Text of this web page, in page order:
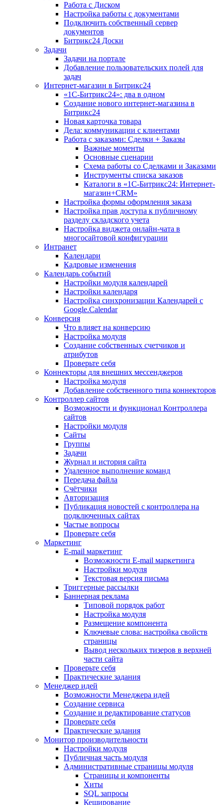
Работа с Диском
Настройка работы с документами
Подключить собственный сервер
документов
Битрикс24 Доски
Задачи
Задачи на портале
Добавление пользовательских полей для
задач
Интернет-магазин в Битрикс24
«1С-Битрикс24»: два в одном
Создание нового интернет-магазина в
Битрикс24
Новая карточка товара
Дела: коммуникации с клиентами
Работа с заказами: Сделки + Заказы
Важные моменты
Основные сценарии
Схема работы со Сделками и Заказами
Инструменты списка заказов
Каталоги в «1С-Битрикс24: Интернет-
магазин+CRM»
Настройка формы оформления заказа
Настройка прав доступа к публичному
разделу складского учета
Настройка виджета онлайн-чата в
многосайтовой конфигурации
Интранет
Календари
Кадровые изменения
Календарь событий
Настройки модуля календарей
Настройки календаря
Настройка синхронизации Календарей с
Google.Calendar
Конверсия
Что влияет на конверсию
Настройка модуля
Создание собственных счетчиков и
атрибутов
Проверьте себя
Коннекторы для внешних мессенджеров
Настройка модуля
Добавление собственного типа коннекторов
Контроллер сайтов
Возможности и функционал Контроллера
сайтов
Настройки модуля
Сайты
Группы
Задачи
Журнал и история сайта
Удаленное выполнение команд
Передача файла
Счётчики
Авторизация
Публикация новостей с контроллера на
подключенных сайтах
Частые вопросы
Проверьте себя
Маркетинг
E-mail маркетинг
Возможности E-mail маркетинга
Настройки модуля
Текстовая версия письма
Триггерные рассылки
Баннерная реклама
Типовой порядок работ
Настройка модуля
Размещение компонента
Ключевые слова: настройка свойств
страницы
Вывод нескольких тизеров в верхней
части сайта
Проверьте себя
Практические задания
Менеджер идей
Возможности Менеджера идей
Создание сервиса
Создание и редактирование статусов
Проверьте себя
Практические задания
Монитор производительности
Настройки модуля
Публичная часть модуля
Административные страницы модуля
Страницы и компоненты
Хиты
SQL запросы
Кеширование